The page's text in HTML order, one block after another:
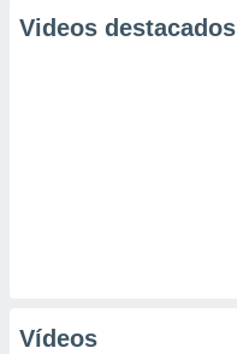
Videos destacados
Vídeos